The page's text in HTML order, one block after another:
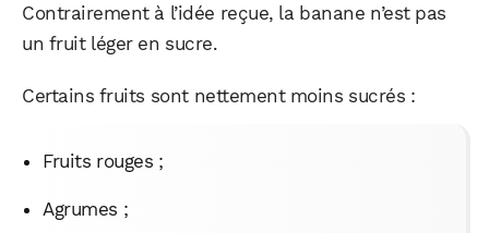
Contrairement à l’idée reçue, la banane n’est pas
un fruit léger en sucre.
Certains fruits sont nettement moins sucrés :
Fruits rouges ;
Agrumes ;